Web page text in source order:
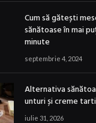
Cum să gătești
sănătoase în mai
minute
septembrie 4, 2024
Alternativa
unturi și creme
iulie 31, 2026